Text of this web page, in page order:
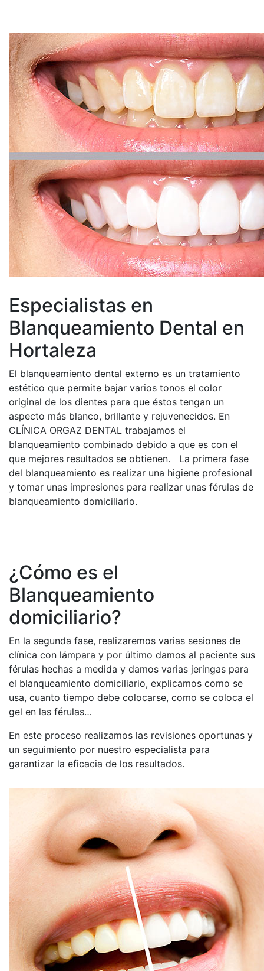
Especialistas en
Blanqueamiento Dental en
Hortaleza
El blanqueamiento dental externo es un tratamiento
estético que permite bajar varios tonos el color
original de los dientes para que éstos tengan un
aspecto más blanco, brillante y rejuvenecidos. En
CLÍNICA ORGAZ DENTAL trabajamos el
blanqueamiento combinado debido a que es con el
que mejores resultados se obtienen. La primera fase
del blanqueamiento es realizar una higiene profesional
y tomar unas impresiones para realizar unas férulas de
blanqueamiento domiciliario.
¿Cómo es el
Blanqueamiento
domiciliario?
En la segunda fase, realizaremos varias sesiones de
clínica con lámpara y por último damos al paciente sus
férulas hechas a medida y damos varias jeringas para
el blanqueamiento domiciliario, explicamos como se
usa, cuanto tiempo debe colocarse, como se coloca el
gel en las férulas…
En este proceso realizamos las revisiones oportunas y
un seguimiento por nuestro especialista para
garantizar la eficacia de los resultados.